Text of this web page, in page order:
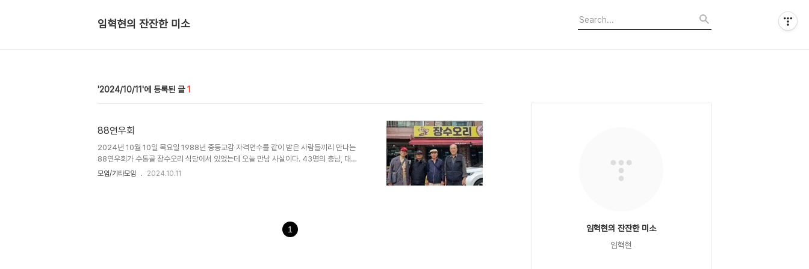
임혁현의 잔잔한 미소
2024/10/11 1
88연우회
2024년 10월 10일 목요일 1988년 중등교감 자격연수를 같이 받은 사람들끼리 만나는
88연우회가 수통골 장수오리 식당에서 있었는데 오늘 만남 사실이다. 43명의 충남, 대전
의 국공사립 각 중고등학교에서 차출된 자격연수 동기생 모임 명칭이 88연우회다. 1988
중에 오늘 모임에서 만난 것은 4명뿐이었다. 모임을 주선하는 사람의 적극성과..
모임/기타모임 2024.10.11
1
임혁현의 잔잔한 미소
임혁현